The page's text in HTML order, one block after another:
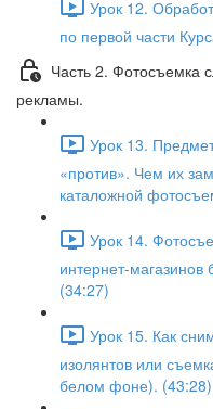
Урок 12.
по первой части
Часть 2. Фотосъемка
рекламы.
Урок 13.
«против». Чем их
каталожной
Урок 14.
интернет-магазинов
(34:27)
Урок 15. Как
изолянтов или
белом фоне). (43:28)